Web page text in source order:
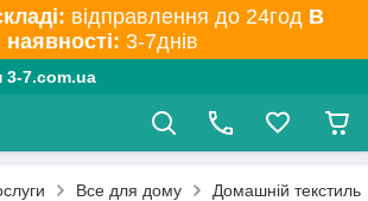
відправлення до 24год В
наявності: 3-7днів
3-7.com.ua
Все для дому Домашній текстиль